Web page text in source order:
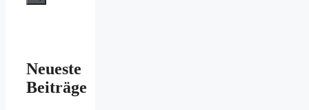
Neueste
Beiträge